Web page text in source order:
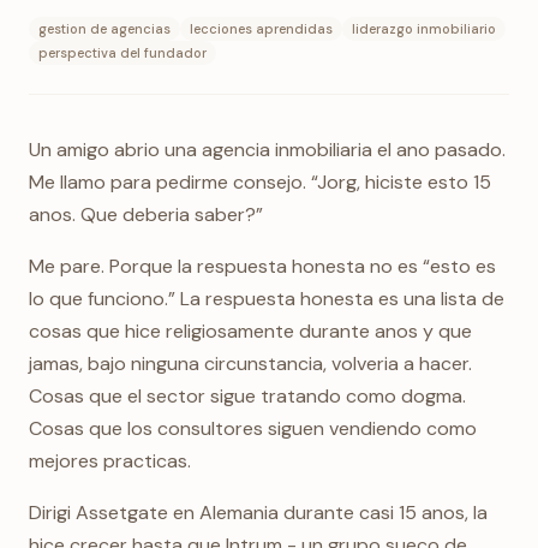
gestion de agencias lecciones aprendidas
liderazgo inmobiliario
perspectiva del fundador
Un amigo abrio una agencia inmobiliaria el ano pasado.
Me llamo para pedirme consejo. “Jorg, hiciste esto 15
anos. Que deberia saber?”
Me pare. Porque la respuesta honesta no es “esto es
lo que funciono.” La respuesta honesta es una lista de
cosas que hice religiosamente durante anos y que
jamas, bajo ninguna circunstancia, volveria a hacer.
Cosas que el sector sigue tratando como dogma.
Cosas que los consultores siguen vendiendo como
mejores practicas.
Dirigi Assetgate en Alemania durante casi 15 anos, la